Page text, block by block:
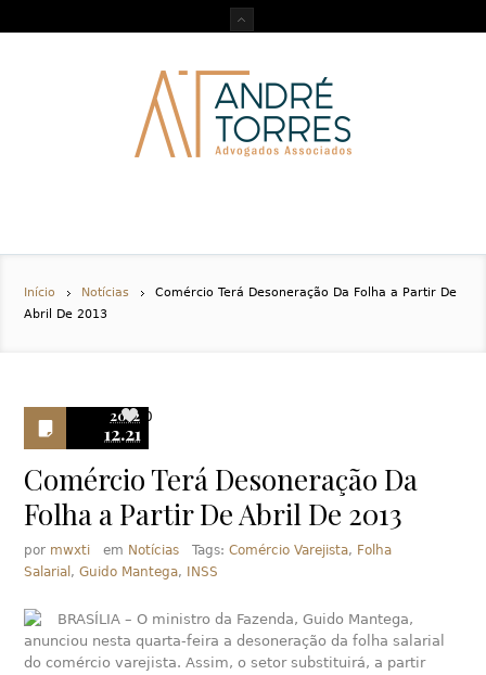
Início Notícias
Comércio Terá Desoneração Da Folha a Partir De
Abril De 2013
2012
12.21
0
Comércio Terá Desoneração Da
Folha a Partir De Abril De 2013
por mwxti em Notícias Tags:Comércio Varejista, Folha
Salarial ,Guido Mantega, INSS
BRASÍLIA – O ministro da Fazenda, Guido Mantega,
anunciou nesta quarta-feira a desoneração da folha salarial
do comércio varejista. Assim, o setor substituirá, a partir